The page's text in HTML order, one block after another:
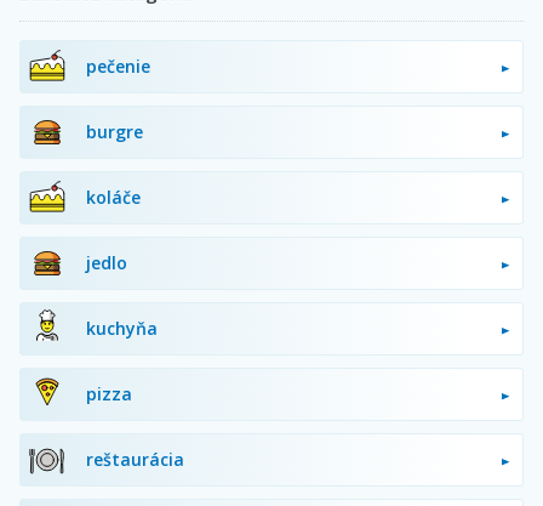
pečenie
burgre
koláče
jedlo
kuchyňa
pizza
reštaurácia